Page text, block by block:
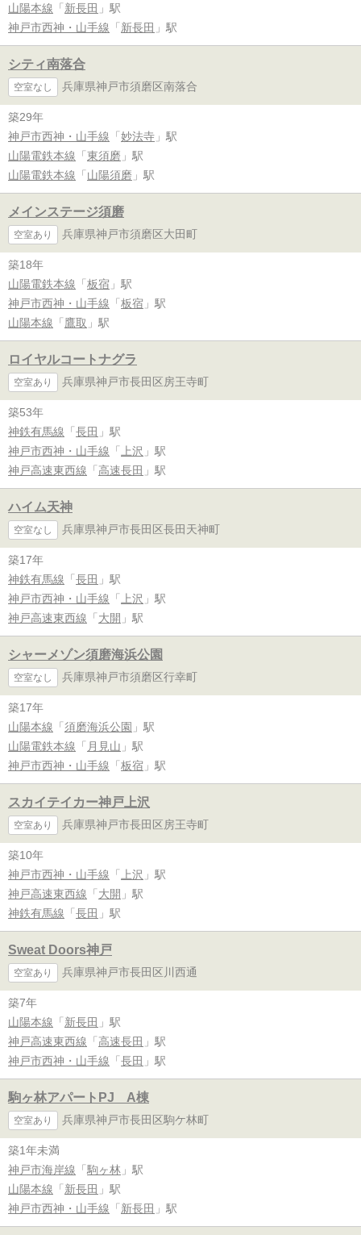
山陽本線 「 新長田 」駅
神戸市西神・山手線 「 新長田 」駅
シティ南落合
空室なし 兵庫県神戸市須磨区南落合
築29年
神戸市西神・山手線 「 妙法寺 」駅
山陽電鉄本線 「 東須磨 」駅
山陽電鉄本線 「 山陽須磨 」駅
メインステージ須磨
空室あり 兵庫県神戸市須磨区大田町
築18年
山陽電鉄本線 「 板宿 」駅
神戸市西神・山手線 「 板宿 」駅
山陽本線 「 鷹取 」駅
ロイヤルコートナグラ
空室あり 兵庫県神戸市長田区房王寺町
築53年
神鉄有馬線 「 長田 」駅
神戸市西神・山手線 「 上沢 」駅
神戸高速東西線 「 高速長田 」駅
ハイム天神
空室なし 兵庫県神戸市長田区長田天神町
築17年
神鉄有馬線 「 長田 」駅
神戸市西神・山手線 「 上沢 」駅
神戸高速東西線 「 大開 」駅
シャーメゾン須磨海浜公園
空室なし 兵庫県神戸市須磨区行幸町
築17年
山陽本線 「 須磨海浜公園 」駅
山陽電鉄本線 「 月見山 」駅
神戸市西神・山手線 「 板宿 」駅
スカイテイカー神戸上沢
空室あり 兵庫県神戸市長田区房王寺町
築10年
神戸市西神・山手線 「 上沢 」駅
神戸高速東西線 「 大開 」駅
神鉄有馬線 「 長田 」駅
Sweat Doors神戸
空室あり 兵庫県神戸市長田区川西通
築7年
山陽本線 「 新長田 」駅
神戸高速東西線 「 高速長田 」駅
神戸市西神・山手線 「 長田 」駅
駒ヶ林アパートPJ A棟
空室あり 兵庫県神戸市長田区駒ケ林町
築1年未満
神戸市海岸線 「 駒ヶ林 」駅
山陽本線 「 新長田 」駅
神戸市西神・山手線 「 新長田 」駅